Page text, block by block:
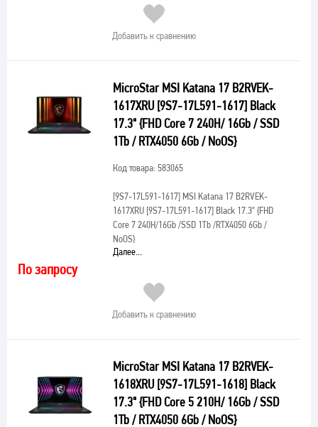
Добавить к сравнению
MicroStar MSI Katana 17 B2RVEK-
1617XRU [9S7-17L591-1617] Black
17.3" {FHD Core 7 240H/ 16Gb / SSD
1Tb / RTX4050 6Gb / NoOS}
Код товара: 583065
[9S7-17L591-1617]MSI Katana 17 B2RVEK-
1617XRU [9S7-17L591-1617] Black 17.3" {FHD
Core 7 240H/16Gb /SSD 1Tb /RTX4050 6Gb /
NoOS}
Далее...
По запросу
Добавить к сравнению
MicroStar MSI Katana 17 B2RVEK-
1618XRU [9S7-17L591-1618] Black
17.3" {FHD Core 5 210H/ 16Gb / SSD
1Tb / RTX4050 6Gb / NoOS}